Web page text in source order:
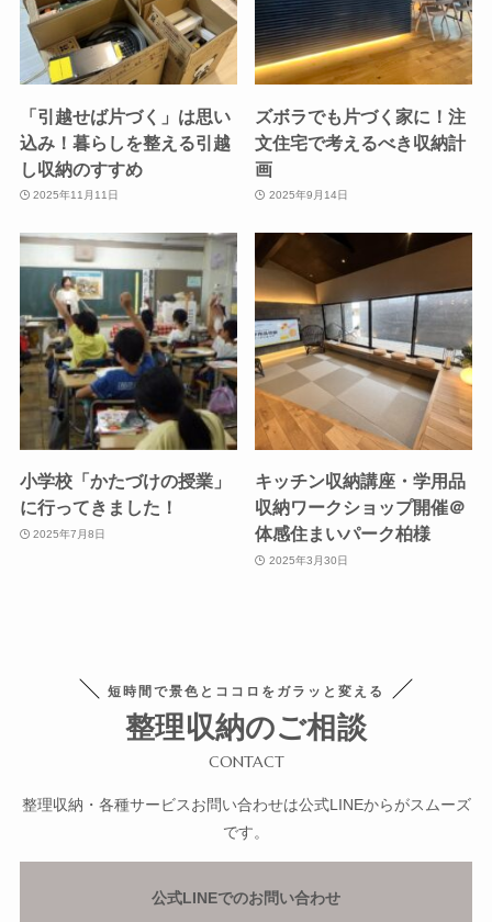
「引越せば片づく」は思い
込み！暮らしを整える引越
し収納のすすめ
2025年11月11日
ズボラでも片づく家に！注
文住宅で考えるべき収納計
画
2025年9月14日
小学校「かたづけの授業」
に行ってきました！
2025年7月8日
キッチン収納講座・学用品
収納ワークショップ開催＠
体感住まいパーク柏様
2025年3月30日
短時間で景色とココロをガラッと変える
整理収納のご相談
CONTACT
整理収納・各種サービスお問い合わせは公式LINEからがスムーズ
です。
公式LINEでのお問い合わせ